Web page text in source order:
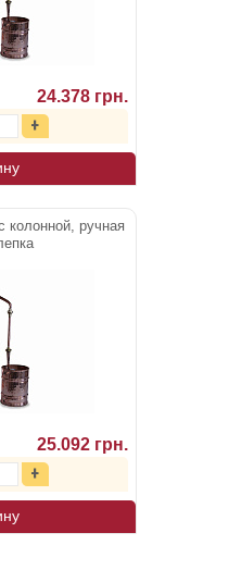
24.378 грн.
колонной, ручная
25.092 грн.